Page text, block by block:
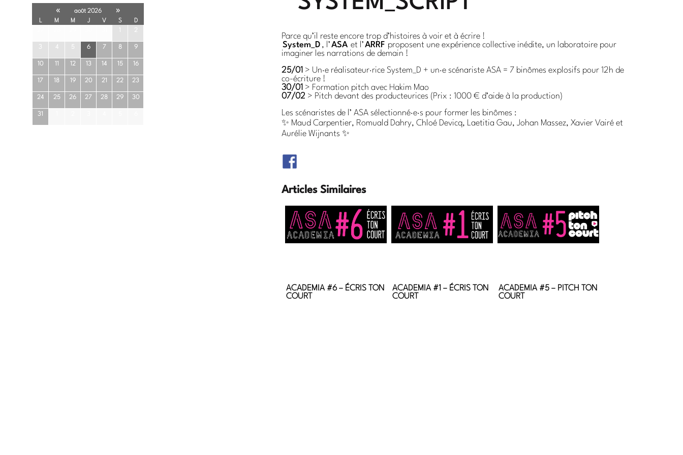
« août 2026 »
L M M J V S
D
2
3 4 5 6 7 8 9
10 11 12 13 14 15 16
17 18 19 20 21 22 23
24 25 26 27 28 29 30
31
Parce qu’il reste encore trop d’histoires à voir et à écrire !
System_D , l’ASA et l’ARRF proposent une expérience collective inédite, un laboratoire pour
imaginer les narrations de demain !
25/01 > Un·e réalisateur·rice System_D + un·e scénariste ASA = 7 binômes explosifs pour 12h de
co-écriture !
30/01 > Formation pitch avec Hakim Mao
07/02 > Pitch devant des producteurices (Prix : 1000 € d’aide à la production)
Les scénaristes de l’ ASA sélectionné·e·s pour former les binômes :
✨ Maud Carpentier, Romuald Dahry, Chloé Devicq, Laetitia Gau, Johan Massez, Xavier Vairé et
Aurélie Wijnants ✨
Articles Similaires
ACADEMIA #6 – ÉCRIS TON
COURT
ACADEMIA #1 – ÉCRIS TON
COURT
ACADEMIA #5 – PITCH TON
COURT